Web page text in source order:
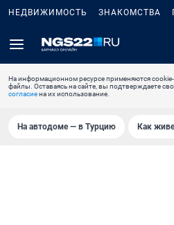
НЕДВИЖИМОСТЬ ЗНАКОМСТВА
На информационном ресурсе применяются cookie-
файлы. Оставаясь на сайте, вы подтверждаете
согласиена их использование.
На автодоме — в Турцию Как